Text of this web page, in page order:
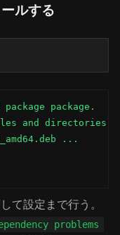
ルする
package.
and
...
て設定まで行う。
problems